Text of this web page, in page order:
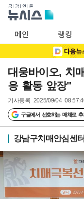
메인 랭킹
대웅바이오, 치
응 활동 앞장"
기사등록 2025/09/04
구글에서 선호하는 매체로 추
강남구치매안심센